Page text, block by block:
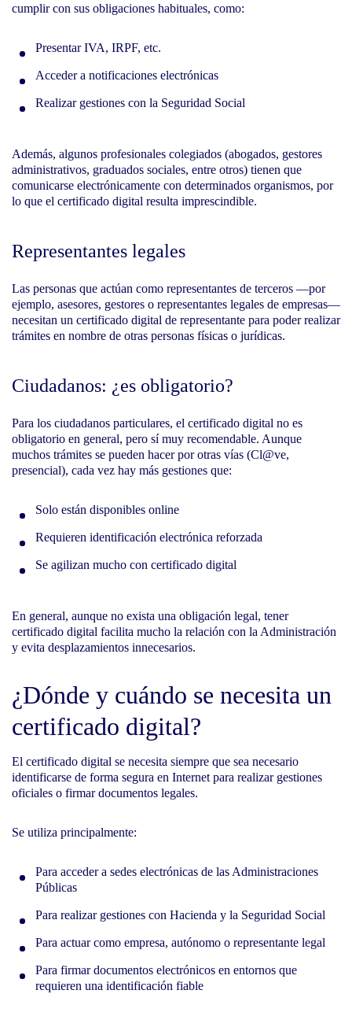
cumplir con sus obligaciones habituales, como:
Presentar IVA, IRPF, etc.
Acceder a notificaciones electrónicas
Realizar gestiones con la Seguridad Social
Además, algunos profesionales colegiados (abogados, gestores
administrativos, graduados sociales, entre otros) tienen que
comunicarse electrónicamente con determinados organismos, por
lo que el certificado digital resulta imprescindible.
Representantes legales
Las personas que actúan como representantes de terceros —por
ejemplo, asesores, gestores o representantes legales de empresas—
necesitan un certificado digital de representante para poder realizar
trámites en nombre de otras personas físicas o jurídicas.
Ciudadanos: ¿es obligatorio?
Para los ciudadanos particulares, el certificado digital no es
obligatorio en general, pero sí muy recomendable. Aunque
muchos trámites se pueden hacer por otras vías (Cl@ve,
presencial), cada vez hay más gestiones que:
Solo están disponibles online
Requieren identificación electrónica reforzada
Se agilizan mucho con certificado digital
En general, aunque no exista una obligación legal, tener
certificado digital facilita mucho la relación con la Administración
y evita desplazamientos innecesarios.
¿Dónde y cuándo se necesita un
certificado digital?
El certificado digital se necesita siempre que sea necesario
identificarse de forma segura en Internet para realizar gestiones
oficiales o firmar documentos legales.
Se utiliza principalmente:
Para acceder a sedes electrónicas de las Administraciones
Públicas
Para realizar gestiones con Hacienda y la Seguridad Social
Para actuar como empresa, autónomo o representante legal
Para firmar documentos electrónicos en entornos que
requieren una identificación fiable